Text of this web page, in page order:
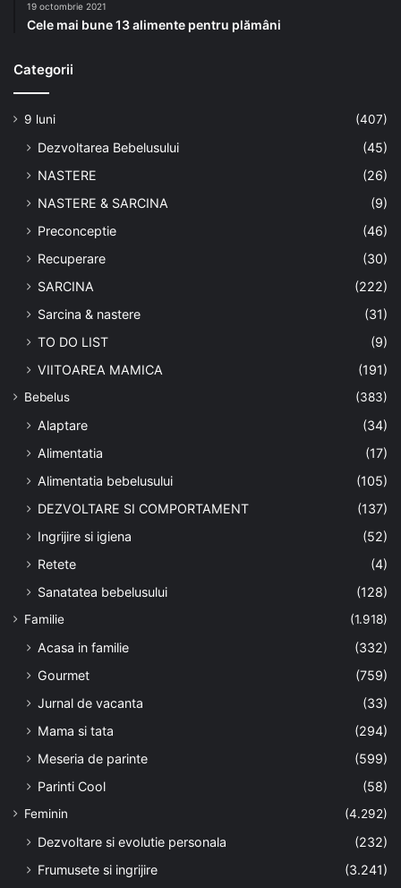
19 octombrie 2021
Cele mai bune 13 alimente pentru plămâni
Categorii
9 luni (407)
Dezvoltarea Bebelusului
(45)
NASTERE
(26)
NASTERE & SARCINA
(9)
Preconceptie
(46)
Recuperare
(30)
SARCINA
(222)
Sarcina & nastere
(31)
TO DO LIST
(9)
VIITOAREA MAMICA
(191)
Bebelus (383)
Alaptare
(34)
Alimentatia
(17)
Alimentatia bebelusului
(105)
DEZVOLTARE SI COMPORTAMENT
(137)
Ingrijire si igiena
(52)
Retete
(4)
Sanatatea bebelusului
(128)
Familie (1.918)
Acasa in familie
(332)
Gourmet
(759)
Jurnal de vacanta
(33)
Mama si tata
(294)
Meseria de parinte
(599)
Parinti Cool
(58)
Feminin (4.292)
Dezvoltare si evolutie personala
(232)
Frumusete si ingrijire
(3.241)